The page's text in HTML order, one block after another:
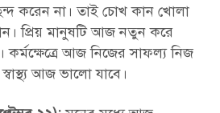
করেন না। তাই চোখ কান খোলা
প্রিয় মানুষটি আজ নতুন করে
কর্মক্ষেত্রে আজ নিজের সাফল্য নিজ
আজ ভালো যাবে।